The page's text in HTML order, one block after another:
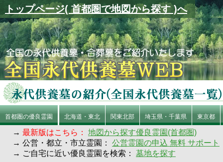
トップページ( 首都圏で地図から探す )へ
首都圏の優良霊園 北海道・東北 関東北部 埼玉県・千葉県 東京都
→ 最新版はこちら：
地図から探す優良霊園(首都圏)
→ 公営・都立・市立霊園： 公営霊園の申込 無料 サポート
→ ご自宅に近い優良霊園を検索： 墓地を探す